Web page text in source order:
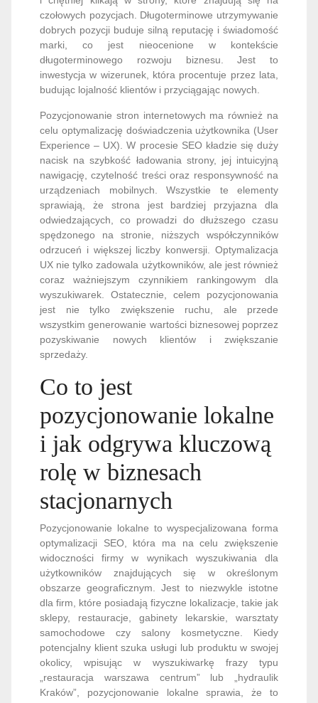
czołowych pozycjach. Długoterminowe utrzymywanie
dobrych pozycji buduje silną reputację i świadomość
marki, co jest nieocenione w kontekście
długoterminowego rozwoju biznesu. Jest to
inwestycja w wizerunek, która procentuje przez lata,
budując lojalność klientów i przyciągając nowych.
Pozycjonowanie stron internetowych ma również na
celu optymalizację doświadczenia użytkownika (User
Experience – UX). W procesie SEO kładzie się duży
nacisk na szybkość ładowania strony, jej intuicyjną
nawigację, czytelność treści oraz responsywność na
urządzeniach mobilnych. Wszystkie te elementy
sprawiają, że strona jest bardziej przyjazna dla
odwiedzających, co prowadzi do dłuższego czasu
spędzonego na stronie, niższych współczynników
odrzuceń i większej liczby konwersji. Optymalizacja
UX nie tylko zadowala użytkowników, ale jest również
coraz ważniejszym czynnikiem rankingowym dla
wyszukiwarek. Ostatecznie, celem pozycjonowania
jest nie tylko zwiększenie ruchu, ale przede
wszystkim generowanie wartości biznesowej poprzez
pozyskiwanie nowych klientów i zwiększanie
sprzedaży.
Co to jest
pozycjonowanie lokalne
i jak odgrywa kluczową
rolę w biznesach
stacjonarnych
Pozycjonowanie lokalne to wyspecjalizowana forma
optymalizacji SEO, która ma na celu zwiększenie
widoczności firmy w wynikach wyszukiwania dla
użytkowników znajdujących się w określonym
obszarze geograficznym. Jest to niezwykle istotne
dla firm, które posiadają fizyczne lokalizacje, takie jak
sklepy, restauracje, gabinety lekarskie, warsztaty
samochodowe czy salony kosmetyczne. Kiedy
potencjalny klient szuka usługi lub produktu w swojej
okolicy, wpisując w wyszukiwarkę frazy typu
„restauracja warszawa centrum” lub „hydraulik
Kraków”, pozycjonowanie lokalne sprawia, że to